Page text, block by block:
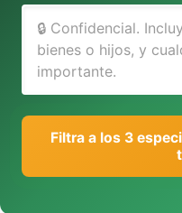
Filtra a los 3